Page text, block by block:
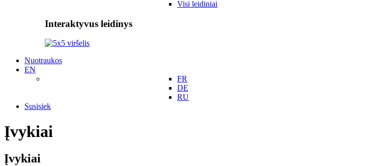
Visi leidiniai
Interaktyvus leidinys
Nuotraukos
EN
FR
DE
RU
Susisiek
Įvykiai
Įvykiai